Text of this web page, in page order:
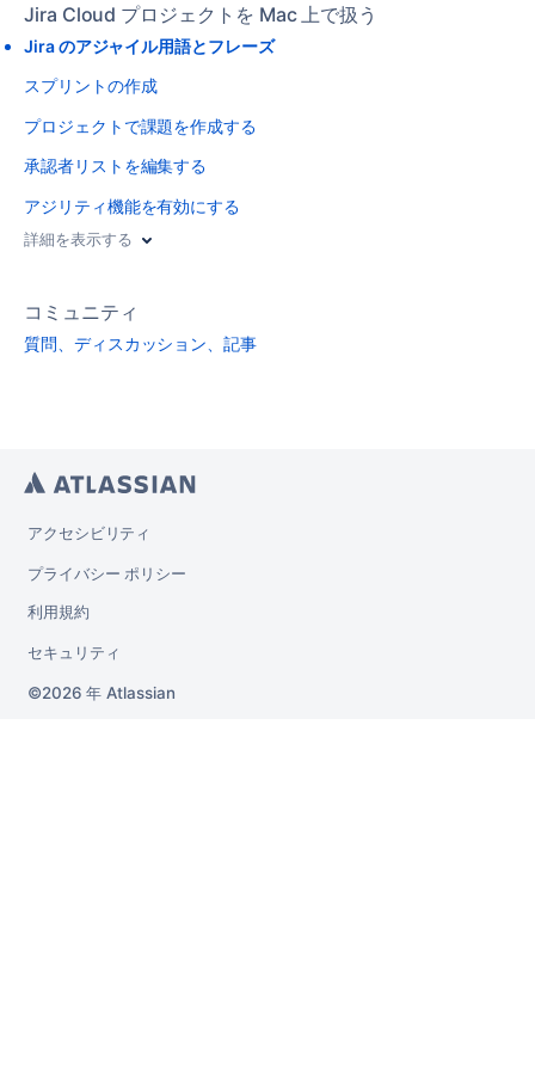
Jira Cloud プロジェクトを Mac 上で扱う
Jira のアジャイル用語とフレーズ
スプリントの作成
プロジェクトで課題を作成する
承認者リストを編集する
アジリティ機能を有効にする
詳細を表示する
コミュニティ
質問、ディスカッション、記事
アクセシビリティ
プライバシー ポリシー
利用規約
セキュリティ
2026 年 Atlassian